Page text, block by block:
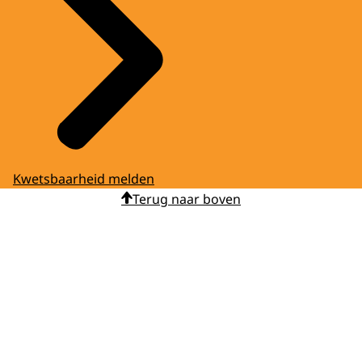
Kwetsbaarheid melden
Terug naar boven